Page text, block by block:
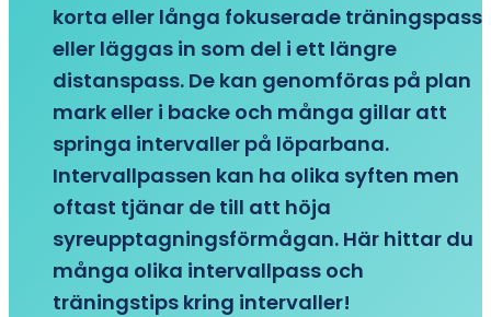
korta eller långa fokuserade träningspass
eller läggas in som del i ett längre
distanspass. De kan genomföras på plan
mark eller i backe och många gillar att
springa intervaller på löparbana.
Intervallpassen kan ha olika syften men
oftast tjänar de till att höja
syreupptagningsförmågan. Här hittar du
många olika intervallpass och
träningstips kring intervaller!